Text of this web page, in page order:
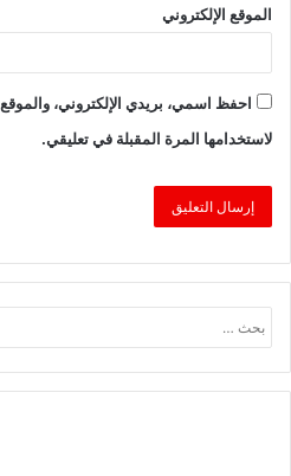
الموقع الإلكتروني
احفظ اسمي، بريدي الإلكتروني،
لاستخدامها المرة المقبلة في تعليقي.